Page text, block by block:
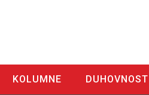
KOLUMNE DUHOVNOST